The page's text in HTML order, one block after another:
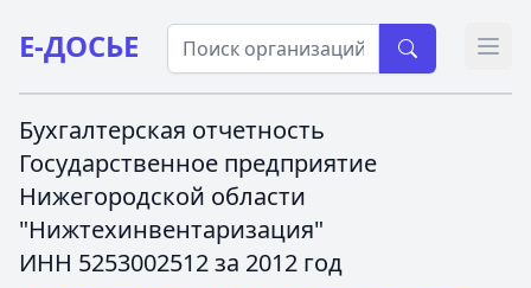
Е-ДОСЬЕ
Бухгалтерская отчетность
Государственное предприятие
Нижегородской области
"Нижтехинвентаризация"
ИНН 5253002512 за 2012 год